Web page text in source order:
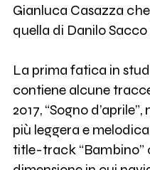
Gianluca Casazza
quella di Danilo Sacco
La prima fatica in
contiene alcune
2017, “Sogno
più leggera e
title-track “Bambino”